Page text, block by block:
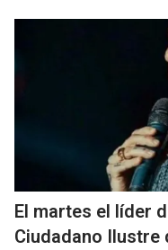
El martes el líder
Ciudadano Ilustre